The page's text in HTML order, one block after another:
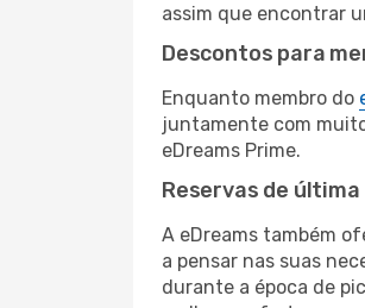
assim que encontrar
Descontos para
Enquanto membro do
juntamente com
eDreams Prime.
Reservas de
A eDreams também
a pensar nas suas
durante a época de